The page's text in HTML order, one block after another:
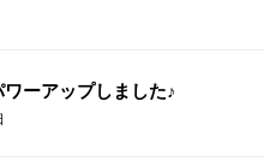
ーアップしました♪